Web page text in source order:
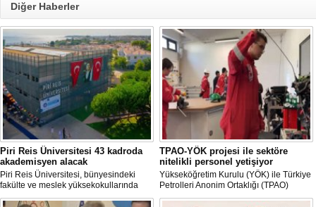
Diğer Haberler
Piri Reis Üniversitesi 43 kadroda
akademisyen alacak
Piri Reis Üniversitesi, bünyesindeki
fakülte ve meslek yüksekokullarında
görevlendirilmek üzere toplam 43
TPAO-YÖK projesi ile sektöre
nitelikli personel yetişiyor
Yükseköğretim Kurulu (YÖK) ile Türkiye
Petrolleri Anonim Ortaklığı (TPAO)
arasında imzalanan protokolle hayata